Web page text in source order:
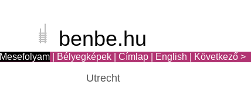
benbe.hu
Mesefolyam Bélyegképek Címlap English Következő >
Utrecht